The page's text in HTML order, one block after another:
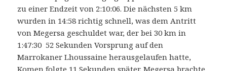
zu einer Endzeit von 2:10:06. Die nächsten 5 km
wurden in 14:58 richtig schnell, was dem Antritt
von Megersa geschuldet war, der bei 30 km in
1:47:30 52 Sekunden Vorsprung auf den
Marrokaner Lhoussaine herausgelaufen hatte,
Komen folgte 11 Sekunden später. Megersa brachte